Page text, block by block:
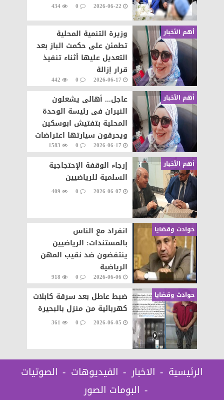
2026-06-22
0
434
أهم الأخبار
وزيرة التنمية المحلية
تطمئن على حكمت الباز بعد
التعديل عليها أثناء تنفيذ
قرار إزالة
2026-06-17
0
442
أهم الأخبار
عاجل... أهالى يشعلون
النيران فى رئيسة الوحدة
المحلية بتفتيش ابوسكين
ويحرقون سيارتها اعتراضات
على تنفيذ قرار إزالة..
2026-06-17
0
1583
أهم الأخبار
إرجاء الوقفة الإحتجاجية
السلمية للرياضيين
2026-06-07
0
409
حوادث وقضايا
انفراد مع الناس
بالمستندات: الرياضيين
ينتفضون ضد نقيب المهن
الرياضية
2026-06-06
0
918
حوادث وقضايا
ضبط عاطل بعد سرقة كابلات
كهربائية من منزل بالبحيرة
2026-06-05
0
361
الرئيسية الاخبار الفيديوهات
الصوتيات
البومات الصور